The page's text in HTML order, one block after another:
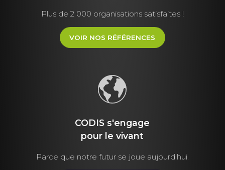
Plus de 2 000 organisations satisfaites !
VOIR NOS RÉFÉRENCES
CODIS s'engage
pour le vivant
Parce que notre futur se joue aujourd'hui.